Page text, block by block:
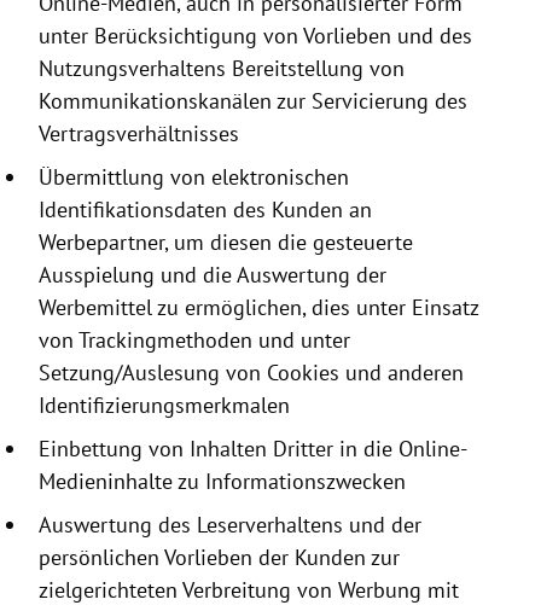
unter Berücksichtigung von Vorlieben und des
Nutzungsverhaltens Bereitstellung von
Kommunikationskanälen zur Servicierung des
Vertragsverhältnisses
Übermittlung von elektronischen
Identifikationsdaten des Kunden an
Werbepartner, um diesen die gesteuerte
Ausspielung und die Auswertung der
Werbemittel zu ermöglichen, dies unter Einsatz
von Trackingmethoden und unter
Setzung/Auslesung von Cookies und anderen
Identifizierungsmerkmalen
Einbettung von Inhalten Dritter in die Online-
Medieninhalte zu Informationszwecken
Auswertung des Leserverhaltens und der
persönlichen Vorlieben der Kunden zur
zielgerichteten Verbreitung von Werbung mit